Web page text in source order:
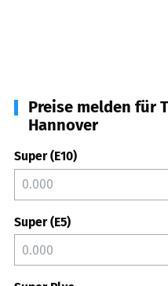
Preise melden für
Hannover
Super (E10)
Super (E5)